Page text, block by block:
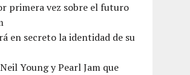
primera vez sobre el futuro
en secreto la identidad de su
Young y Pearl Jam que